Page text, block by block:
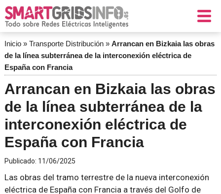
Inicio» Transporte Distribución» Arrancan en Bizkaia las obras
de la línea subterránea de la interconexión eléctrica de
España con Francia
Arrancan en Bizkaia las obras
de la línea subterránea de la
interconexión eléctrica de
España con Francia
Publicado: 11/06/2025
Las obras del tramo terrestre de la nueva interconexión
eléctrica de España con Francia a través del Golfo de